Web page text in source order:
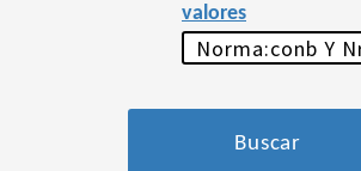
valores